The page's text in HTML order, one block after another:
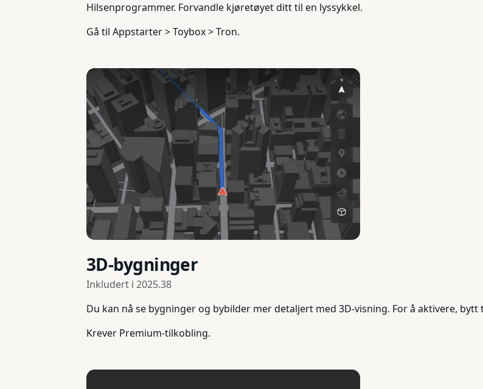
Hilsenprogrammer. Forvandle kjøretøyet ditt til en lyssykkel.
Gå til Appstarter > Toybox > Tron.
3D-bygninger
Inkludert i 2025.38
Du kan nå se bygninger og bybilder mer detaljert med 3D-visning. For å aktivere,
Krever Premium-tilkobling.